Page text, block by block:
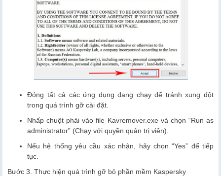
Đóng tất cả các ứng dụng đang chạy để tránh xung đột
trong quá trình gỡ cài đặt.
Nhấp chuột phải vào file Kavremover.exe và chọn “Run as
administrator” (Chạy với quyền quản trị viên).
Nếu hệ thống yêu cầu xác nhận, hãy chọn “Yes” để tiếp
tục.
Bước 3. Thực hiện quá trình gỡ bỏ phần mềm Kaspersky